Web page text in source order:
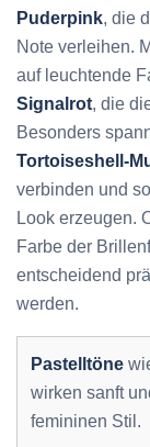
Puderpink, die
Note verleihen.
auf leuchtende
Signalrot, die
Besonders
Tortoiseshell-
verbinden und
Look erzeugen.
Farbe der
entscheidend
werden.
Pastelltöne
wirken sanft
femininen Stil.